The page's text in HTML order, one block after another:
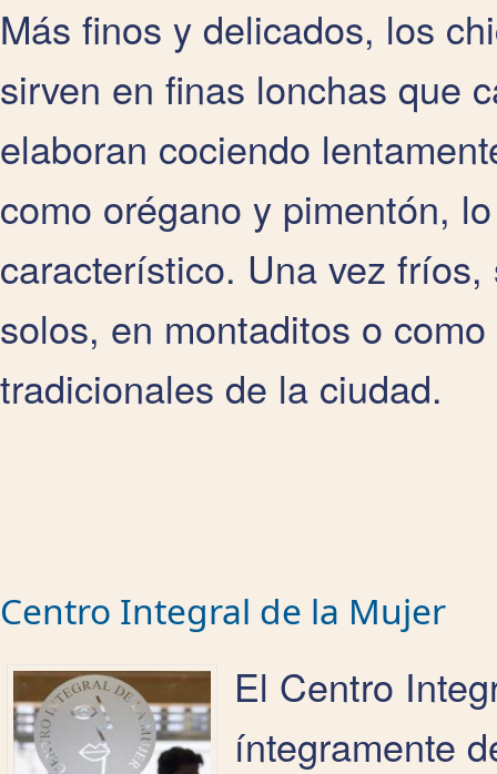
Más finos y delicados, los
sirven en finas lonchas que
elaboran cociendo
como orégano y pimentón,
característico. Una vez
solos, en montaditos o
tradicionales de la ciudad.
Centro Integral de la Mujer
El Centro
íntegramente